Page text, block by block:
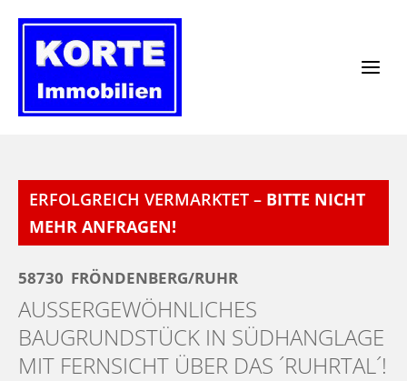
Inhalt
springen
ERFOLGREICH VERMARKTET – BITTE NICHT
MEHR ANFRAGEN!
58730 FRÖNDENBERG/RUHR
AUSSERGEWÖHNLICHES B
AUGRUNDSTÜCK IN SÜDHANGLAGE M
IT FERNSICHT ÜBER DAS ´RUHRTAL´!